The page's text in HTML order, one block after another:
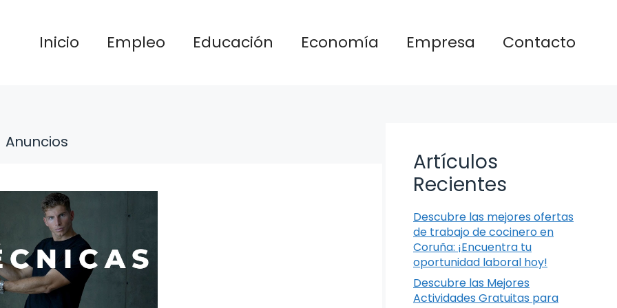
Inicio Empleo Educación Economía Empresa Contacto
Anuncios
Artículos
Recientes
Descubre las mejores ofertas
de trabajo de cocinero en
Coruña: ¡Encuentra tu
oportunidad laboral hoy!
Descubre las Mejores
Actividades Gratuitas para